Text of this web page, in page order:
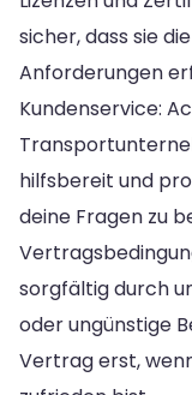
sicher, dass sie
Anforderungen
Kundenservice:
hilfsbereit und
deine Fragen zu
sorgfältig durch
oder ungünstige
Vertrag erst,